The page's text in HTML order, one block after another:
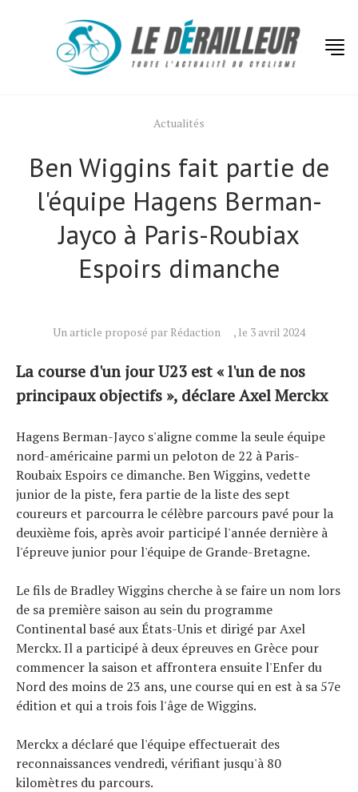
Actualités
Ben Wiggins fait partie de
l'équipe Hagens Berman-
Jayco à Paris-Roubiax
Espoirs dimanche
Un article proposé par Rédaction , le 3 avril 2024
La course d'un jour U23 est « l'un de nos
principaux objectifs », déclare Axel Merckx
Hagens Berman-Jayco s'aligne comme la seule équipe
nord-américaine parmi un peloton de 22 à Paris-
Roubaix Espoirs ce dimanche. Ben Wiggins, vedette
junior de la piste, fera partie de la liste des sept
coureurs et parcourra le célèbre parcours pavé pour la
deuxième fois, après avoir participé l'année dernière à
l'épreuve junior pour l'équipe de Grande-Bretagne.
Le fils de Bradley Wiggins cherche à se faire un nom lors
de sa première saison au sein du programme
Continental basé aux États-Unis et dirigé par Axel
Merckx. Il a participé à deux épreuves en Grèce pour
commencer la saison et affrontera ensuite l'Enfer du
Nord des moins de 23 ans, une course qui en est à sa 57e
édition et qui a trois fois l'âge de Wiggins.
Merckx a déclaré que l'équipe effectuerait des
reconnaissances vendredi, vérifiant jusqu'à 80
kilomètres du parcours.
Actualités
Technologies
Tests de produits
Conseils
Tendances
Tous nos articles